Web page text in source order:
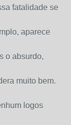
fatalidade se
aparece
o absurdo,
muito bem.
logos